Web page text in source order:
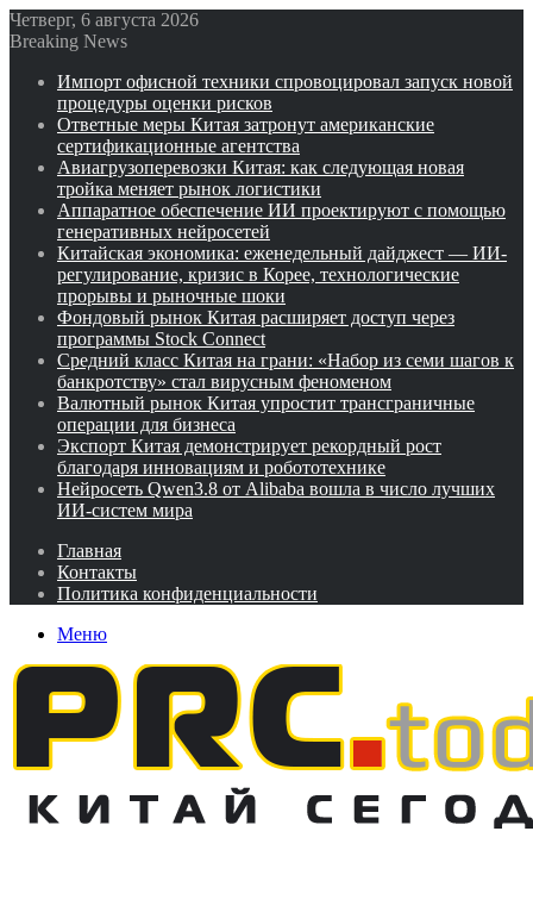
Четверг, 6 августа 2026
Breaking News
Импорт офисной техники спровоцировал запуск новой
процедуры оценки рисков
Ответные меры Китая затронут американские
сертификационные агентства
Авиагрузоперевозки Китая: как следующая новая
тройка меняет рынок логистики
Аппаратное обеспечение ИИ проектируют с помощью
генеративных нейросетей
Китайская экономика: еженедельный дайджест — ИИ-
регулирование, кризис в Корее, технологические
прорывы и рыночные шоки
Фондовый рынок Китая расширяет доступ через
программы Stock Connect
Средний класс Китая на грани: «Набор из семи шагов к
банкротству» стал вирусным феноменом
Валютный рынок Китая упростит трансграничные
операции для бизнеса
Экспорт Китая демонстрирует рекордный рост
благодаря инновациям и робототехнике
Нейросеть Qwen3.8 от Alibaba вошла в число лучших
ИИ-систем мира
Главная
Контакты
Политика конфиденциальности
Меню